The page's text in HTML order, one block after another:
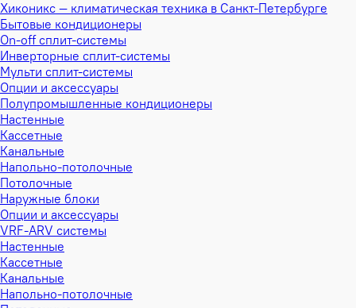
Хиконикс — климатическая техника в Санкт-Петербурге
Бытовые кондиционеры
On-off сплит-системы
Инверторные сплит-системы
Мульти сплит-системы
Опции и аксессуары
Полупромышленные кондиционеры
Настенные
Кассетные
Канальные
Напольно-потолочные
Потолочные
Наружные блоки
Опции и аксессуары
VRF-ARV системы
Настенные
Кассетные
Канальные
Напольно-потолочные